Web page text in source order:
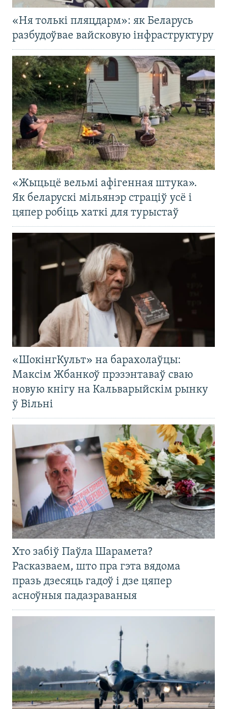
«Ня толькі пляцдарм»: як Беларусь
разбудоўвае вайсковую інфраструктуру
«Жыцьцё вельмі афігенная штука».
Як беларускі мільянэр страціў усё і
цяпер робіць хаткі для турыстаў
«ШокінгКульт» на барахолаўцы:
Максім Жбанкоў прэзэнтаваў сваю
новую кнігу на Кальварыйскім рынку
ў Вільні
Хто забіў Паўла Шарамета?
Расказваем, што пра гэта вядома
празь дзесяць гадоў і дзе цяпер
асноўныя падазраваныя